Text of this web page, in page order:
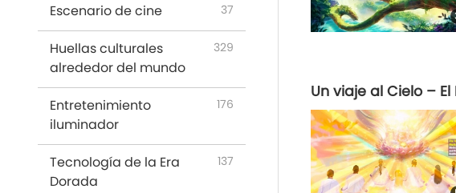
La vida del Señor Mahavira
60
with Disciples, Compilation
87
Retiro en Hungría 23 de
febrero - 07 de marzo de
2005
70
La Maestra Cuenta Chistes 70
Escenario de cine 37
Huellas culturales
alrededor del mundo
329
Entretenimiento
iluminador
176
Tecnología de la Era
Dorada
137
Un viaje al Cielo –